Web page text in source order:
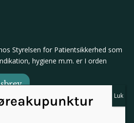
Styrelsen for Patientsikkerhed som
hygiene m.m. er I orden